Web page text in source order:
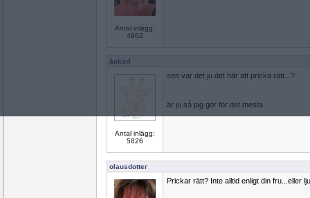
Antal inlägg:
4962
åskarl
Antal inlägg:
5826
sen var det ju det här att pricka rätt...?
är ju så jag gör för det mesta
olausdotter
Prickar rätt? Inte alltid enligt din fru...eller